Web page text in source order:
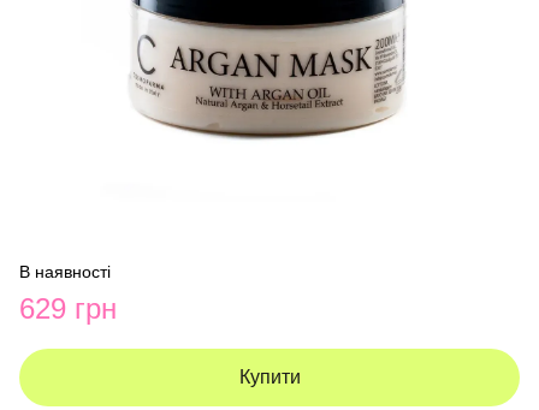
В наявності
629 грн
Купити